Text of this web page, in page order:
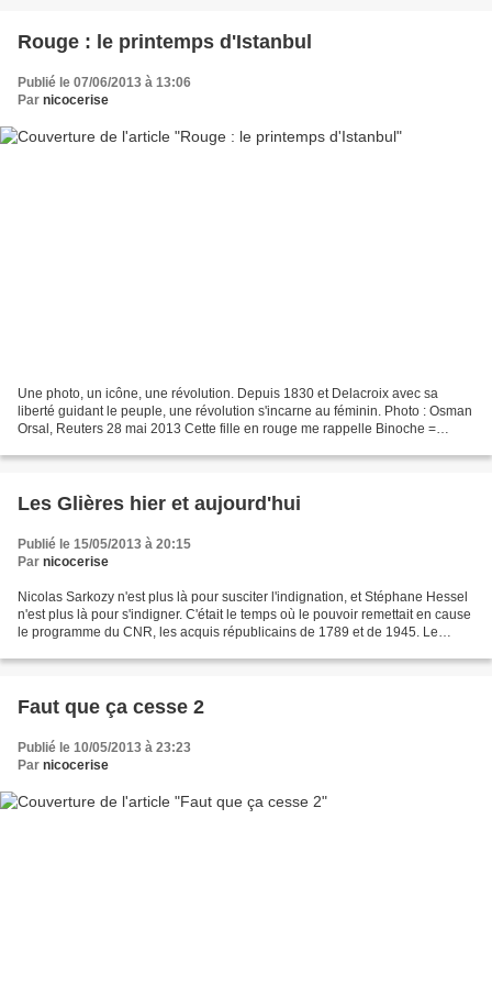
Rouge : le printemps d'Istanbul
Publié le 07/06/2013 à 13:06
Par nicocerise
Une photo, un icône, une révolution. Depuis 1830 et Delacroix avec sa
liberté guidant le peuple, une révolution s'incarne au féminin. Photo : Osman
Orsal, Reuters 28 mai 2013 Cette fille en rouge me rappelle Binoche =
Les Glières hier et aujourd'hui
Publié le 15/05/2013 à 20:15
Par nicocerise
Nicolas Sarkozy n'est plus là pour susciter l'indignation, et Stéphane Hessel
n'est plus là pour s'indigner. C'était le temps où le pouvoir remettait en cause
le programme du CNR, les acquis républicains de 1789 et de 1945. Le
Faut que ça cesse 2
Publié le 10/05/2013 à 23:23
Par nicocerise